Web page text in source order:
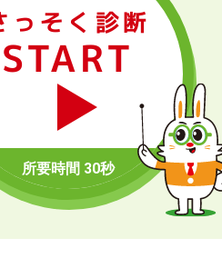
っそく診断
START